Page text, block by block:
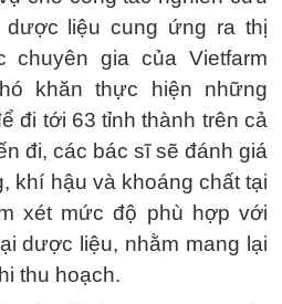
dược liệu cung ứng ra thị
chuyên gia của Vietfarm
khăn thực hiện những
đi tới 63 tỉnh thành trên cả
đi, các bác sĩ sẽ đánh giá
khí hậu và khoáng chất tại
xét mức độ phù hợp với
dược liệu, nhằm mang lại
thu hoạch.